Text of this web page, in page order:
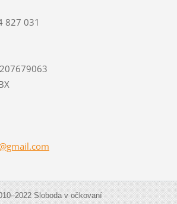
827 031
.com
Sloboda v očkovaní